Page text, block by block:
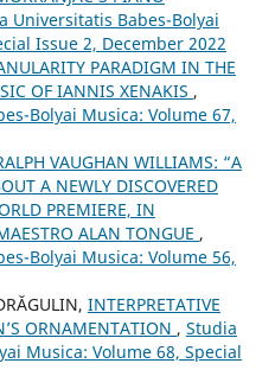
Universitatis Babes-Bolyai
Issue 2, December 2022
PARADIGM IN THE
OF IANNIS XENAKIS ,
Bolyai Musica: Volume 67,
VAUGHAN WILLIAMS: “A
A NEWLY DISCOVERED
PREMIERE, IN
ALAN TONGUE ,
Bolyai Musica: Volume 56,
INTERPRETATIVE
ORNAMENTATION , Studia
Musica: Volume 68, Special